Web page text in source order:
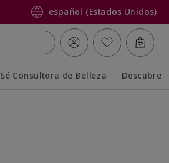
español (Estados Unidos)
Sé Consultora de Belleza Descubre